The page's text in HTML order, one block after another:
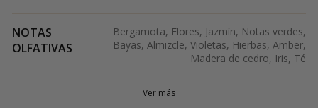
NOTAS
OLFATIVAS
Bergamota, Flores, Jazmín, Notas verdes,
Bayas, Almizcle, Violetas, Hierbas, Amber,
Madera de cedro, Iris, Té
Ver más